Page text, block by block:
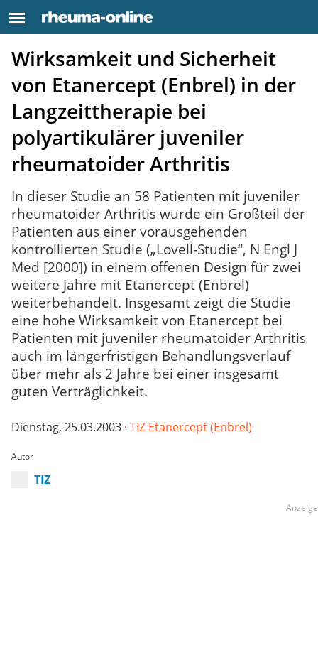
Wirksamkeit und Sicherheit
von Etanercept (Enbrel) in der
Langzeittherapie bei
polyartikulärer juveniler
rheumatoider Arthritis
In dieser Studie an 58 Patienten mit juveniler
rheumatoider Arthritis wurde ein Großteil der
Patienten aus einer vorausgehenden
kontrollierten Studie („Lovell-Studie“, N Engl J
Med [2000]) in einem offenen Design für zwei
weitere Jahre mit Etanercept (Enbrel)
weiterbehandelt. Insgesamt zeigt die Studie
eine hohe Wirksamkeit von Etanercept bei
Patienten mit juveniler rheumatoider Arthritis
auch im längerfristigen Behandlungsverlauf
über mehr als 2 Jahre bei einer insgesamt
guten Verträglichkeit.
Dienstag, 25.03.2003 · TIZ Etanercept (Enbrel)
Autor
TIZ